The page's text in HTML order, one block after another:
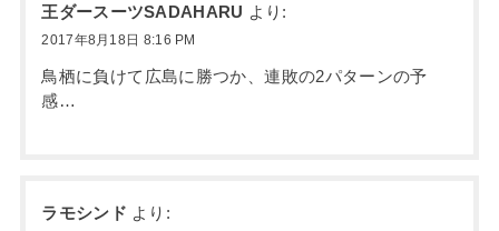
王ダースーツSADAHARU より:
2017年8月18日 8:16 PM
鳥栖に負けて広島に勝つか、連敗の2パターンの予
感…
ラモシンド より: